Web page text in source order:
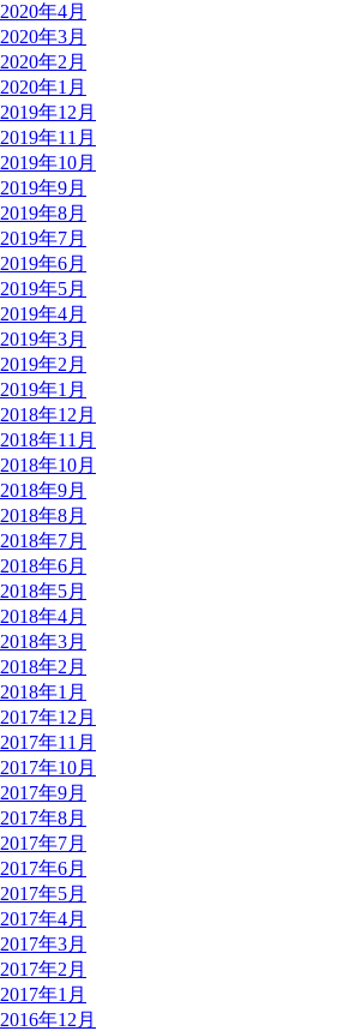
2020年4月
2020年3月
2020年2月
2020年1月
2019年12月
2019年11月
2019年10月
2019年9月
2019年8月
2019年7月
2019年6月
2019年5月
2019年4月
2019年3月
2019年2月
2019年1月
2018年12月
2018年11月
2018年10月
2018年9月
2018年8月
2018年7月
2018年6月
2018年5月
2018年4月
2018年3月
2018年2月
2018年1月
2017年12月
2017年11月
2017年10月
2017年9月
2017年8月
2017年7月
2017年6月
2017年5月
2017年4月
2017年3月
2017年2月
2017年1月
2016年12月